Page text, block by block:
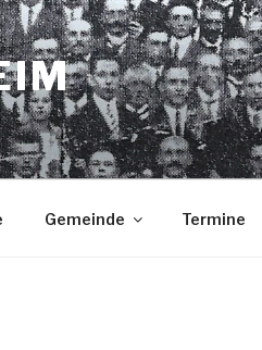
Gemeinde Termine